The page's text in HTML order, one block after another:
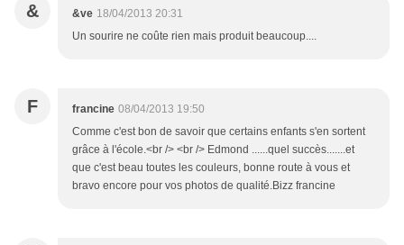
& &ve 18/04/2013 20:31
Un sourire ne coûte rien mais produit beaucoup....
F francine 08/04/2013 19:50
Comme c'est bon de savoir que certains enfants s'en sortent
grâce à l'école.<br /> <br /> Edmond ......quel succès.......et
que c'est beau toutes les couleurs, bonne route à vous et
bravo encore pour vos photos de qualité.Bizz francine